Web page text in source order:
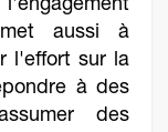
met aussi à
l'effort sur la
à des
des